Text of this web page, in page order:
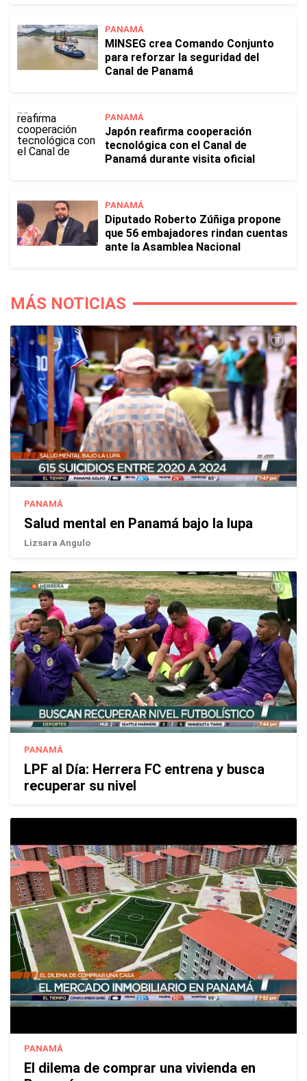
PANAMÁ
MINSEG crea Comando Conjunto
para reforzar la seguridad del
Canal de Panamá
PANAMÁ
Japón reafirma cooperación
tecnológica con el Canal de
Panamá durante visita oficial
PANAMÁ
Diputado Roberto Zúñiga propone
que 56 embajadores rindan cuentas
ante la Asamblea Nacional
MÁS NOTICIAS
PANAMÁ
Salud mental en Panamá bajo la lupa
Lizsara Angulo
PANAMÁ
LPF al Día: Herrera FC entrena y busca
recuperar su nivel
PANAMÁ
El dilema de comprar una vivienda en